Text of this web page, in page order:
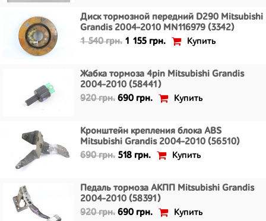
Диск тормозной передний D290 Mitsubishi
Grandis 2004-2010 MN116979 (3342)
1 540 грн. 1 155 грн. Купить
Жабка тормоза 4pin Mitsubishi Grandis
2004-2010 (58441)
920 грн. 690 грн. Купить
Кронштейн крепления блока ABS
Mitsubishi Grandis 2004-2010 (56510)
690 грн. 518 грн. Купить
Педаль тормоза АКПП Mitsubishi Grandis
2004-2010 (58391)
920 грн. 690 грн. Купить